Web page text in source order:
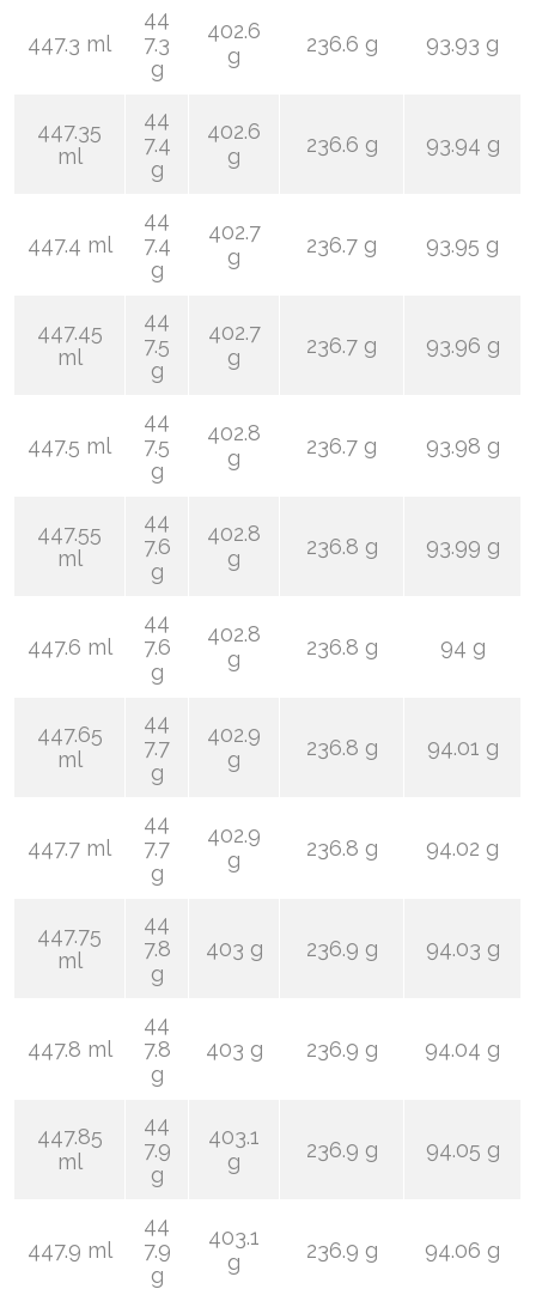
447.3 ml
44
7.3
g
402.6
g
236.6 g 93.93 g
447.35
ml
44
7.4
g
402.6
g
236.6 g 93.94 g
447.4 ml
44
7.4
g
402.7
g
236.7 g 93.95 g
447.45
ml
44
7.5
g
402.7
g
236.7 g 93.96 g
447.5 ml
44
7.5
g
402.8
g
236.7 g 93.98 g
447.55
ml
44
7.6
g
402.8
g
236.8 g 93.99 g
447.6 ml
44
7.6
g
402.8
g
236.8 g 94 g
447.65
ml
44
7.7
g
402.9
g
236.8 g 94.01 g
447.7 ml
44
7.7
g
402.9
g
236.8 g 94.02 g
447.75
ml
44
7.8
g
403 g 236.9 g 94.03 g
447.8 ml
44
7.8
g
403 g 236.9 g 94.04 g
447.85
ml
44
7.9
g
403.1
g
236.9 g 94.05 g
447.9 ml
44
7.9
g
403.1
g
236.9 g 94.06 g